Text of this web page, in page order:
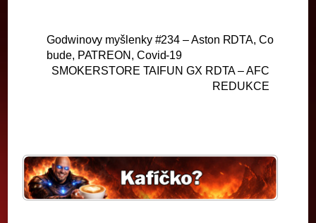
Godwinovy myšlenky #234 – Aston RDTA, Co
bude, PATREON, Covid-19
SMOKERSTORE TAIFUN GX RDTA – AFC
REDUKCE